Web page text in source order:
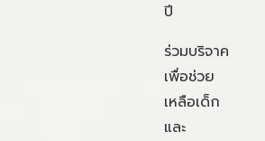
ปี
ร่วมบริจาค
เพื่อช่วย
เหลือเด็ก
และ